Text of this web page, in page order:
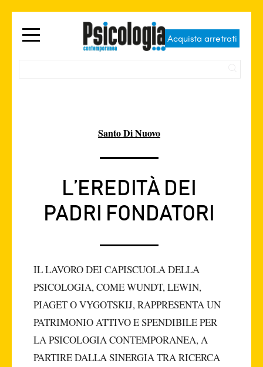
Acquista arretrati
Santo Di Nuovo
L’EREDITÀ DEI
PADRI FONDATORI
IL LAVORO DEI CAPISCUOLA DELLA
PSICOLOGIA, COME WUNDT, LEWIN,
PIAGET O VYGOTSKIJ, RAPPRESENTA UN
PATRIMONIO ATTIVO E SPENDIBILE PER
LA PSICOLOGIA CONTEMPORANEA, A
PARTIRE DALLA SINERGIA TRA RICERCA